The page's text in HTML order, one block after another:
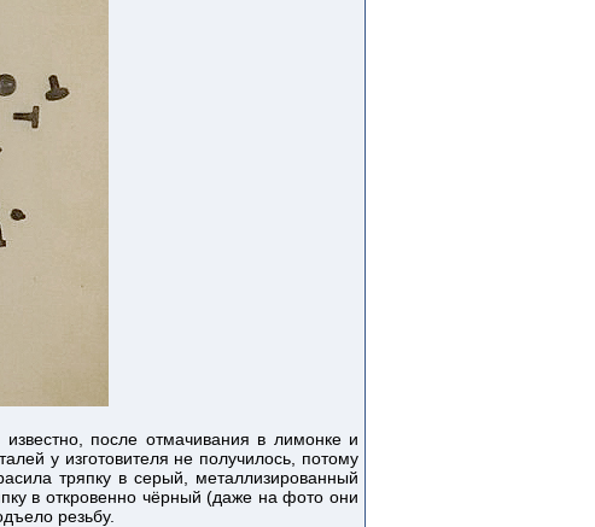
после отмачивания в лимонке и
у изготовителя не получилось, потому
тряпку в серый, металлизированный
в откровенно чёрный (даже на фото они
резьбу.